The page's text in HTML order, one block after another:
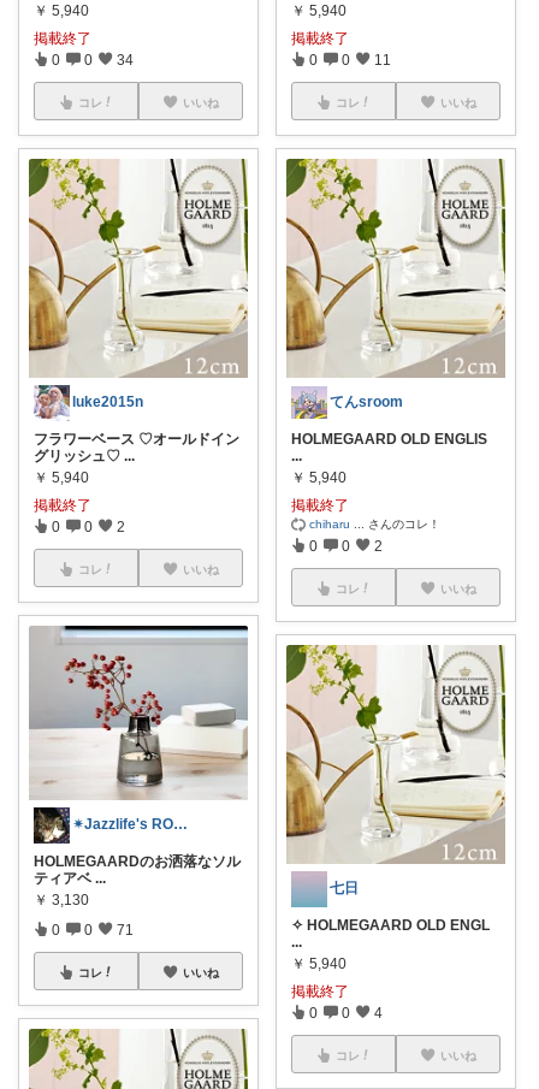
￥ 5,940
掲載終了
0 0 34
コレ いいね
luke2015n
フラワーベース ♡オールドイン
グリッシュ♡ ...
￥ 5,940
掲載終了
0 0 2
コレ いいね
✴︎Jazzlife's ROOM✴︎
HOLMEGAARDのお洒落なソル
ティアベ ...
￥ 3,130
0 0 71
コレ いいね
￥ 5,940
掲載終了
0 0 11
コレ いいね
てんsroom
HOLMEGAARD OLD ENGLIS
...
￥ 5,940
掲載終了
chiharu さんのコレ！
0 0 2
コレ いいね
七日
✧ HOLMEGAARD OLD ENGL
...
￥ 5,940
掲載終了
0 0 4
コレ いいね